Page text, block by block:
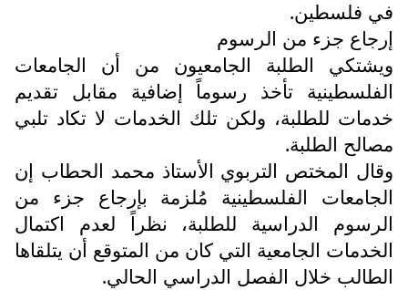
في فلسطين.
إرجاع جزء من الرسوم
ويشتكي الطلبة الجامعيون من أن الجامعات
الفلسطينية تأخذ رسوماً إضافية مقابل تقديم
خدمات للطلبة، ولكن تلك الخدمات لا تكاد تلبي
مصالح الطلبة.
وقال المختص التربوي الأستاذ محمد الحطاب إن
الجامعات الفلسطينية مُلزمة بإرجاع جزء من
الرسوم الدراسية للطلبة، نظراً لعدم اكتمال
الخدمات الجامعية التي كان من المتوقع أن يتلقاها
الطالب خلال الفصل الدراسي الحالي.